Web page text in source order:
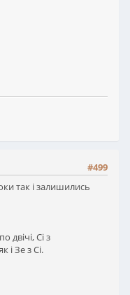
#499
так і залишились
двічі, Сі з
і Зе з Сі.